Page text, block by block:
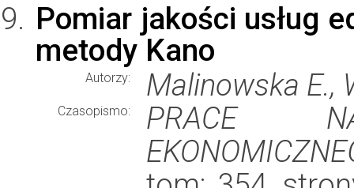
Pomiar jakości usług
metody Kano
Autorzy: Malinowska E.,
Czasopismo:
PRACE